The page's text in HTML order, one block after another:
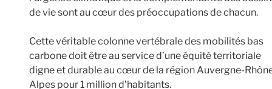
de vie sont au cœur des préoccupations de chacun.
Cette véritable colonne vertébrale des mobilités bas
carbone doit être au service d’une équité territoriale
digne et durable au cœur de la région Auvergne-
Alpes pour 1 million d’habitants.